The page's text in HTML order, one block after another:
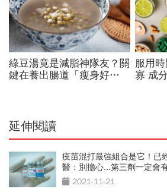
延伸閱讀
疫苗混打最強組合是它！已
醫：別擔心...第三劑一定會
2021-11-21